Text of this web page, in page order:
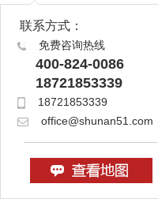
联系方式：
免费咨询热线
400-824-0086
18721853339
18721853339
office@shunan51.com